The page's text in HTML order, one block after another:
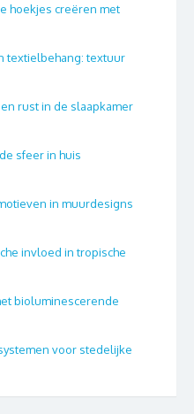
hoekjes creëren met
textielbehang: textuur
rust in de slaapkamer
sfeer in huis
in muurdesigns
invloed in tropische
bioluminescerende
voor stedelijke